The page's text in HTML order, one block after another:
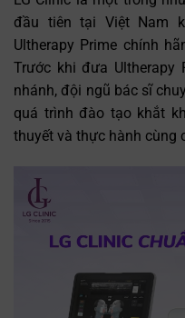
đầu tiên tại Việt Nam
Ultherapy Prime chính
Trước khi đưa Ultherapy
nhánh, đội ngũ bác sĩ
quá trình đào tạo khắt
thuyết và thực hành cùng